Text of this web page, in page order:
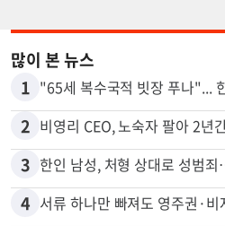
많이 본 뉴스
1
2 비영리 CEO, 노숙자 팔아 2년
3